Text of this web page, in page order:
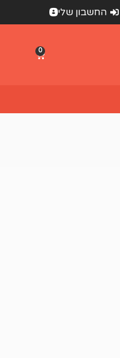
החשבון שלי
0